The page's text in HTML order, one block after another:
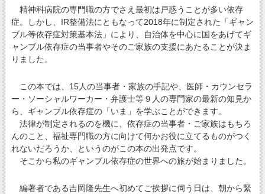
精神科病院の専門職の方でさえ最初は戸惑うことが多い依存
症。しかし、IR整備法にともなって2018年に制定された「ギャン
ブル等依存症対策基本法」により、自治体を中心に国をあげてギ
ャンブル依存症の当事者やそのご家族の支援にあたることが決ま
りました。
この本では、15人の当事者・家族の手記や、医師・カウンセラ
ー・ソーシャルワーカー・弁護士等９人の専門家の最新の知見か
ら、ギャンブル依存症の「いま」を学ぶことができます。
法律が制定されるのを機に、依存症の当事者・ご家族はもちろ
んのこと、福祉専門職の方に向けて何かお役に立てるものがつく
れないだろうか、というのがこの本の出発点です。
そこから私のギャンブル依存症の世界への旅が始まりました。
編著者である吉岡隆先生へ初めてご挨拶に伺う日は、朝から緊